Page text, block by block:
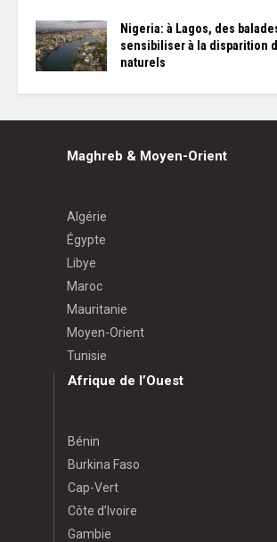
Nigeria: à Lagos, des
sensibiliser à la disparition
naturels
Maghreb & Moyen-Orient
Algérie
Égypte
Libye
Maroc
Mauritanie
Moyen-Orient
Tunisie
Afrique de l’Ouest
Bénin
Burkina Faso
Cap-Vert
Côte d’Ivoire
Gambie